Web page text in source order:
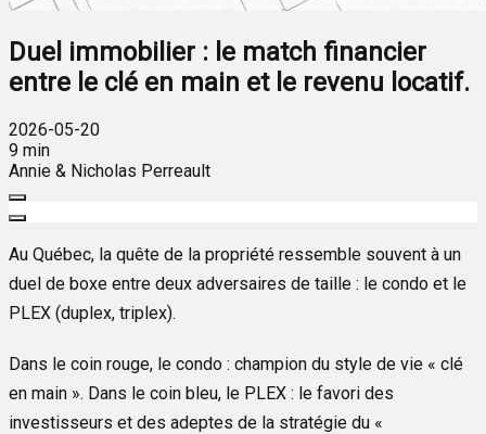
Duel immobilier : le match financier
entre le clé en main et le revenu locatif.
2026-05-20
9 min
Annie & Nicholas Perreault
Au Québec, la quête de la propriété ressemble souvent à un
duel de boxe entre deux adversaires de taille : le condo et le
PLEX (duplex, triplex).
Dans le coin rouge, le condo : champion du style de vie « clé
en main ». Dans le coin bleu, le PLEX : le favori des
investisseurs et des adeptes de la stratégie du «